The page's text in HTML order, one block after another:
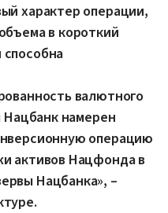
характер операции,
в короткий
валютного
Нацбанк намерен
операцию
активов Нацфонда в
Нацбанка», –